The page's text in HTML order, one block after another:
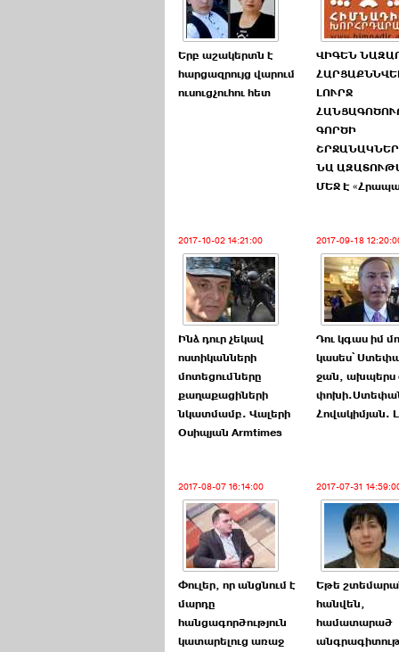
Երբ աշակերտն է
հարցազրույց վարում
ուսուցչուհու հետ
ՎԻԳԵՆ
ԼՈՒՐՋ
ԳՈՐԾԻ
ՆԱ
ՄԵՋ Է
2017-10-02 14:21:00
Ինձ դուր չեկավ
ոստիկանների
մոտեցումները
քաղաքացիների
նկատմամբ. Վալերի
Օսիպյան Armtimes
2017-09-18
Դու կգաս իմ
կասես՝
ջան, ախպերս
Հովակիմյան.
2017-08-07 16:14:00
Փուլեր, որ անցնում է
մարդը
հանցագործություն
կատարելուց առաջ
2017-07-31
Եթե
հանվեն,
համատարած